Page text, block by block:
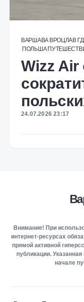
ВАРШАВА ВРОЦЛАВ
ПОЛЬША
Wizz Air
24.07.2026 23:17
Внимание! При
интернет-ресурсах
прямой активной
публикации.
начале